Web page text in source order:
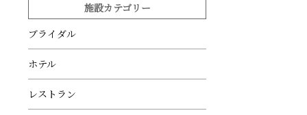
施設カテゴリー
ブライダル
ホテル
レストラン